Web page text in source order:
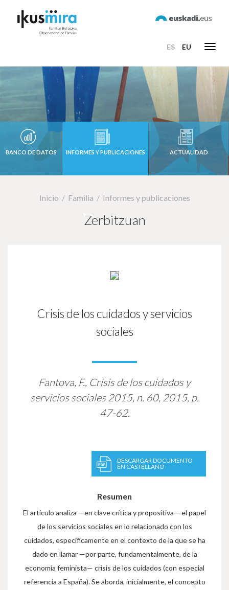
ES EU
BANCO DE DATOS INFORMES Y PUBLICACIONES ACTUALIDAD
Inicio Familia Informes y publicaciones
Zerbitzuan
Crisis de los cuidados y servicios
sociales
Fantova, F., Crisis de los cuidados y
servicios sociales2015, n. 60, 2015, p.
47-62.
DESCARGAR DOCUMENTO
EN CASTELLANO
Resumen
El artículo analiza —en clave crítica y propositiva— el papel
de los servicios sociales en lo relacionado con los
cuidados, específicamente en el contexto de la que se ha
dado en llamar —por parte, fundamentalmente, de la
economía feminista— crisis de los cuidados (con especial
referencia a España). Se aborda, inicialmente, el concepto